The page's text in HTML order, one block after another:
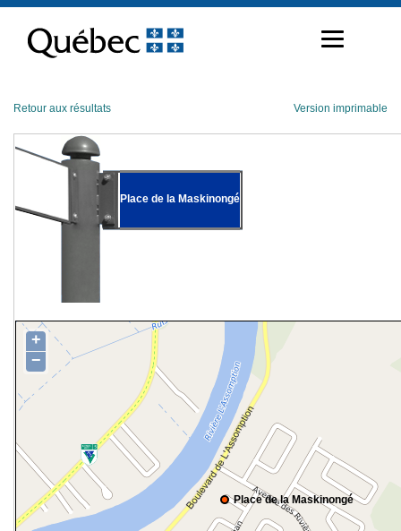
contenu
Retour aux résultats Version imprimable
Place de la Maskinongé
Place de la Maskinongé
+
−